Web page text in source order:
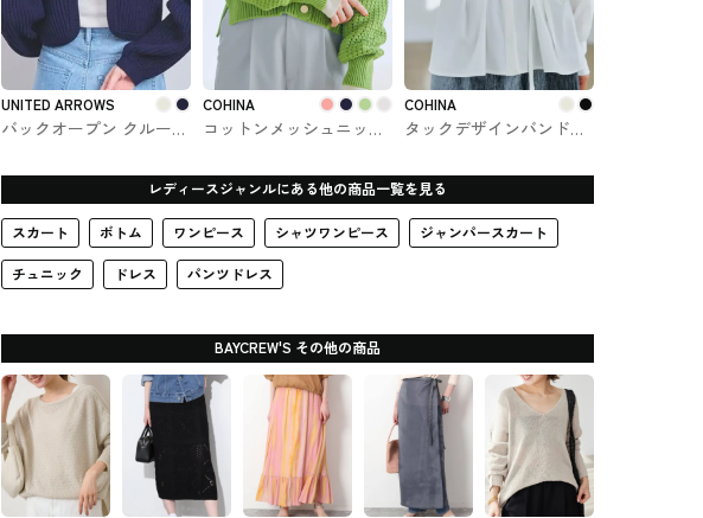
UNITED ARROWS
バックオープン クルーネ
ARROWS #トップス
COHINA
コットンメッシュニット
トップス
COHINA
タックデザインバンドカ
トップス
レディースジャンルにある他の商品一覧を見る
スカート ボトム ワンピース シャツワンピース ジャンパースカート
チュニック ドレス パンツドレス
BAYCREW'S その他の商品